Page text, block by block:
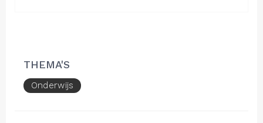
THEMA'S
Onderwijs